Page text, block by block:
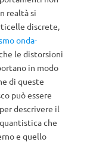
realtà si
discrete,
onda-
le distorsioni
in modo
di queste
può essere
descrivere il
che
e quello